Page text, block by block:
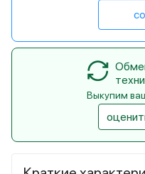
Выкупим